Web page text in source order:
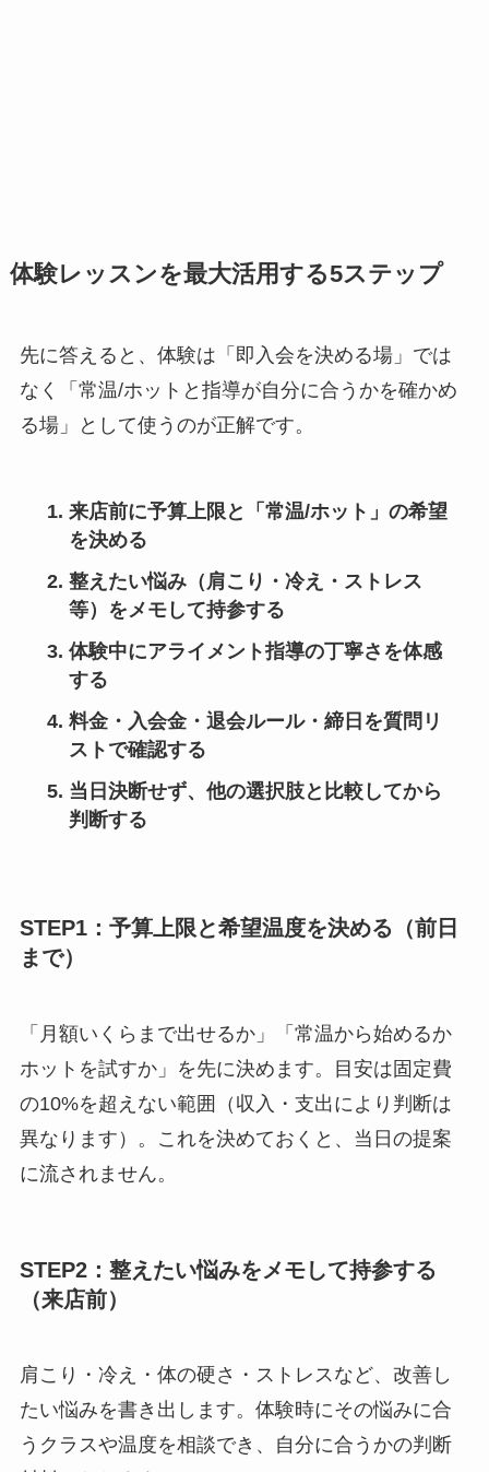
体験レッスンを最大活用する5ステップ
先に答えると、体験は「即入会を決める場」では
なく「常温/ホットと指導が自分に合うかを確かめ
る場」として使うのが正解です。
来店前に予算上限と「常温/ホット」の希望
を決める
整えたい悩み（肩こり・冷え・ストレス
等）をメモして持参する
体験中にアライメント指導の丁寧さを体感
する
料金・入会金・退会ルール・締日を質問リ
ストで確認する
当日決断せず、他の選択肢と比較してから
判断する
STEP1：予算上限と希望温度を決める（前日
まで）
「月額いくらまで出せるか」「常温から始めるか
ホットを試すか」を先に決めます。目安は固定費
の10%を超えない範囲（収入・支出により判断は
異なります）。これを決めておくと、当日の提案
に流されません。
STEP2：整えたい悩みをメモして持参する
（来店前）
肩こり・冷え・体の硬さ・ストレスなど、改善し
たい悩みを書き出します。体験時にその悩みに合
うクラスや温度を相談でき、自分に合うかの判断